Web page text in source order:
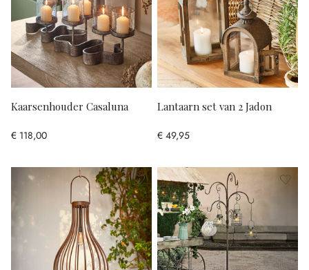
Kaarsenhouder Casaluna
€ 118,00
Lantaarn set van 2 Jadon
€ 49,95